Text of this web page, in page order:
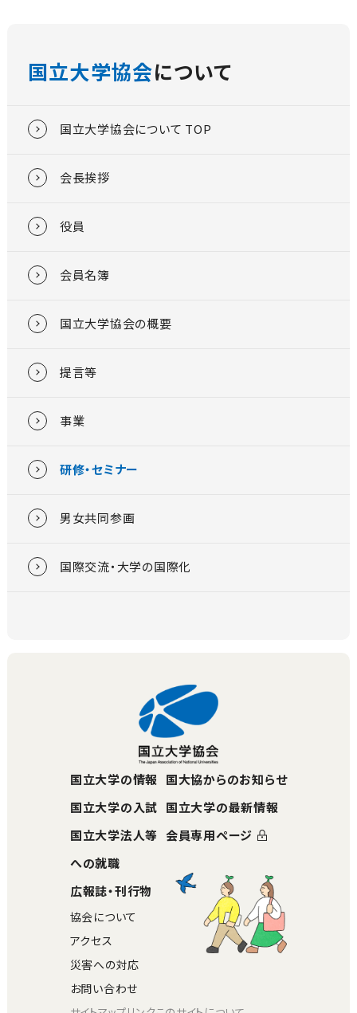
国立大学協会について
国立大学協会について TOP
会長挨拶
役員
会員名簿
国立大学協会の概要
提言等
事業
研修・セミナー
男女共同参画
国際交流・大学の国際化
国立大学の情報
国立大学の入試
国立大学法人等
への就職
広報誌・刊行物
国大協からのお知らせ
国立大学の最新情報
会員専用ページ
協会について
アクセス
災害への対応
お問い合わせ